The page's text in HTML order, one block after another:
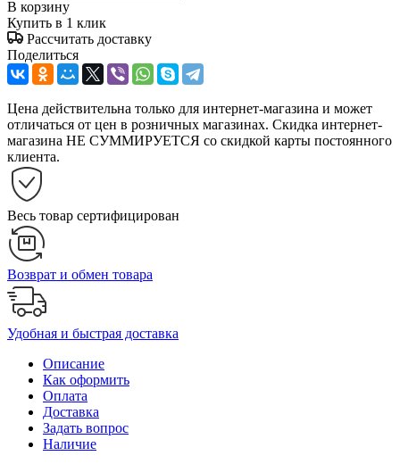
В корзину
Купить в 1 клик
Рассчитать доставку
Поделиться
Цена действительна только для интернет-магазина и может
отличаться от цен в розничных магазинах. Скидка интернет-
магазина НЕ СУММИРУЕТСЯ со скидкой карты постоянного
клиента.
Весь товар сертифицирован
Возврат и обмен товара
Удобная и быстрая доставка
Описание
Как оформить
Оплата
Доставка
Задать вопрос
Наличие